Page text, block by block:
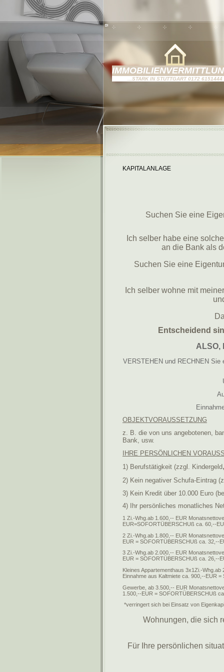
...STARK IN STUTTGART 0172 6151444
KAPITALANLAGE
Suchen Sie eine
Ich selber habe eine
an die Bank als
Suchen Sie eine
Ich selber wohne mit
Entscheidend
ALSO,
VERSTEHEN und RECHNEN Sie
OBJEKTVORAUSSETZUNG
z. B. die von uns angebotenen,
Bank, usw.
IHRE PERSÖNLICHEN
1) Berufstätigkeit (zzgl. Kindergeld
2) Kein negativer Schufa-Eintrag
3) Kein Kredit über 10.000 Euro
4) Ihr persönliches monatliches
1 Zi.-Whg.ab 1.600,-- EUR
EUR=SOFORTÜBERSCHUß ca. 60,--
2 Zi.-Whg.ab 1.800,-- EUR
EUR = SOFORTÜBERSCHUß ca. 32,--
3 Zi.-Whg.ab 2.000,-- EUR
EUR = SOFORTÜBERSCHUß ca. 26,--
Kleines Appartementhaus 3x1Zi.-
Einnahme aus Kaltmiete ca. 900,--EUR
Gewerbe, ab 3.500,-- EUR
1.500,--EUR = SOFORTÜBERSCHUß
*verringert sich bei Einsatz von
Wohnungen, die sich
Für Ihre persönlichen